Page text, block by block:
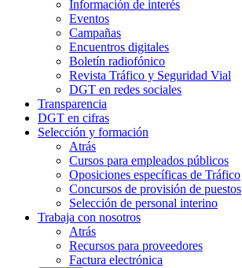
Información de interés
Eventos
Campañas
Encuentros digitales
Boletín radiofónico
Revista Tráfico y Seguridad Vial
DGT en redes sociales
Transparencia
DGT en cifras
Selección y formación
Atrás
Cursos para empleados públicos
Oposiciones específicas de Tráfico
Concursos de provisión de puestos
Selección de personal interino
Trabaja con nosotros
Atrás
Recursos para proveedores
Factura electrónica